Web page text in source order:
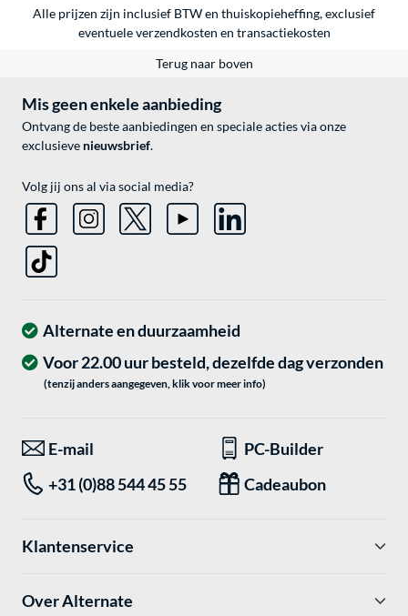
Alle prijzen zijn inclusief BTW en thuiskopieheffing, exclusief
eventueleverzendkosten en transactiekosten
Terug naar boven
Mis geen enkele aanbieding
Ontvang de beste aanbiedingen en speciale acties via onze
exclusieve nieuwsbrief.
Volg jij ons al via social media?
Alternate en duurzaamheid
Voor 22.00 uur besteld, dezelfde dag verzonden
(tenzij anders aangegeven, klik voor meer info)
E-mail
PC-Builder
+31 (0)88 544 45 55
Cadeaubon
Klantenservice
Over Alternate